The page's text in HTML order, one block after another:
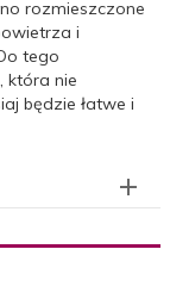
rozmieszczone
i
tego
która nie
będzie łatwe i